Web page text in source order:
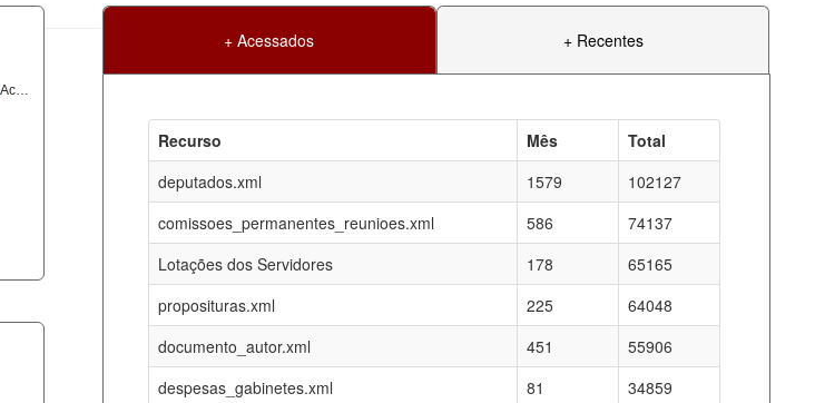
Ac…
+ Acessados + Recentes
Recurso Mês
Total
deputados.xml
1579
102127
comissoes_permanentes_reunioes.xml
586
74137
Lotações dos Servidores
178
65165
proposituras.xml
225
64048
documento_autor.xml
451
55906
despesas_gabinetes.xml
81
34859